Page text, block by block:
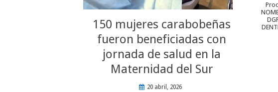
150 mujeres carabobeñas
fueron beneficiadas con
jornada de salud en la
Maternidad del Sur
20 abril, 2026